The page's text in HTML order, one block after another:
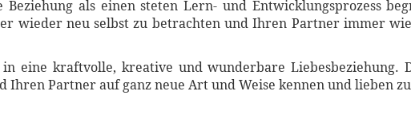
als einen steten Lern- und Entwicklungsprozess
wieder neu selbst zu betrachten und Ihren Partner immer
eine kraftvolle, kreative und wunderbare Liebesbeziehung.
Ihren Partner auf ganz neue Art und Weise kennen und lieben